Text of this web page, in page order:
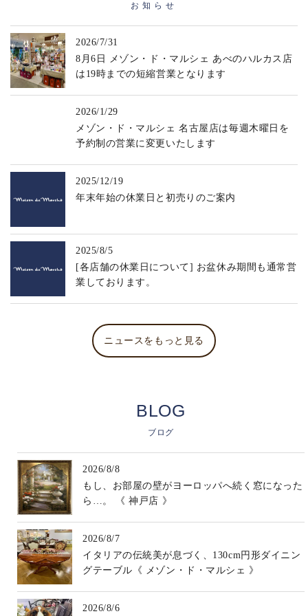
お知らせ
2026/7/31
8月6日 メゾン・ド・マルシェ あべのハルカス店
は19時までの短縮営業となります
2026/1/29
メゾン・ド・マルシェ 名古屋店は毎週木曜日を
予約制の営業に変更いたします
2025/12/19
年末年始の休業日と初売りのご案内
2025/8/5
[各店舗の休業日について] お盆休み期間も通常営
業しております。
ニュースをもっと見る
BLOG
ブログ
2026/8/8
もし、お部屋の壁がヨーロッパへ続く窓になった
ら…。 《 神戸店 》
2026/8/7
イタリアの伝統美が息づく、130cm円形ダイニン
グテーブル《 メゾン・ド・マルシェ 》
2026/8/6